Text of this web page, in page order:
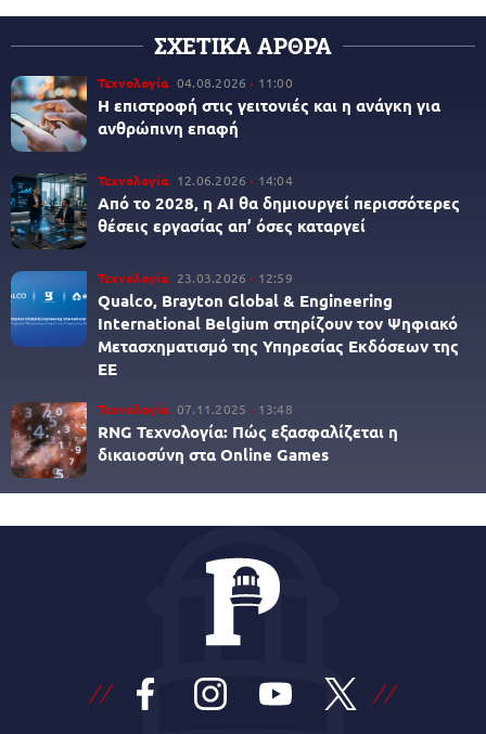
ΣΧΕΤΙΚΑ ΑΡΘΡΑ
Τεχνολογία 04.08.2026 11:00
Η επιστροφή στις γειτονιές και η ανάγκη για
ανθρώπινη επαφή
Τεχνολογία 12.06.2026 14:04
Από το 2028, η AI θα δημιουργεί περισσότερες
θέσεις εργασίας απ’ όσες καταργεί
Τεχνολογία 23.03.2026 12:59
Qualco, Brayton Global & Engineering
International Belgium στηρίζουν τον Ψηφιακό
Μετασχηματισμό της Υπηρεσίας Εκδόσεων της
ΕΕ
Τεχνολογία 07.11.2025 13:48
RNG Τεχνολογία: Πώς εξασφαλίζεται η
δικαιοσύνη στα Online Games